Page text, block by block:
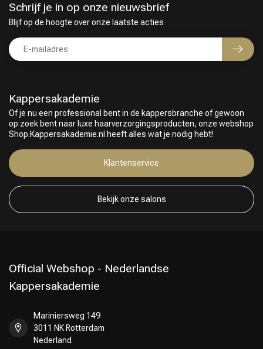
Omvorming
Kappersakademie
Of je nu een professional bent in de kappersbranche of gewoon
op zoek bent naar luxe haarverzorgingsproducten, onze webshop
Shop.Kappersakademie.nl heeft alles wat je nodig hebt!
Klantenservice
Bekijk onze salons
Schrijf je in op onze nieuwsbrief
Blijf op de hoogte over onze laatste acties
Official Webshop - Nederlandse
Kappersakademie
Mariniersweg 149
3011 NK Rotterdam
Nederland